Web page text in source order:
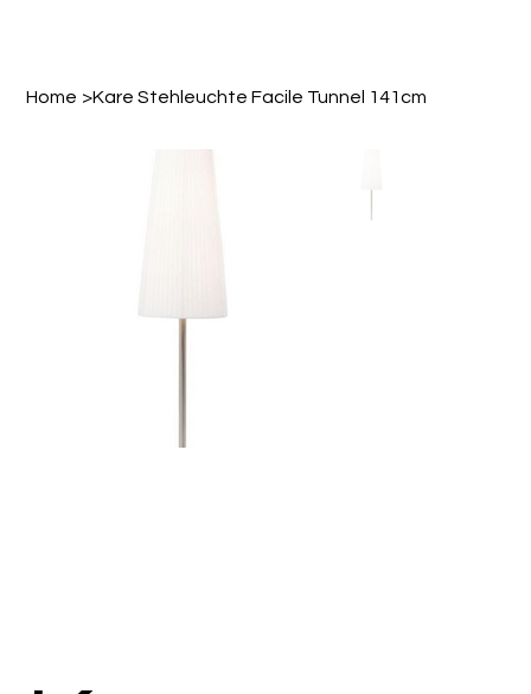
Home >Kare Stehleuchte Facile Tunnel 141cm